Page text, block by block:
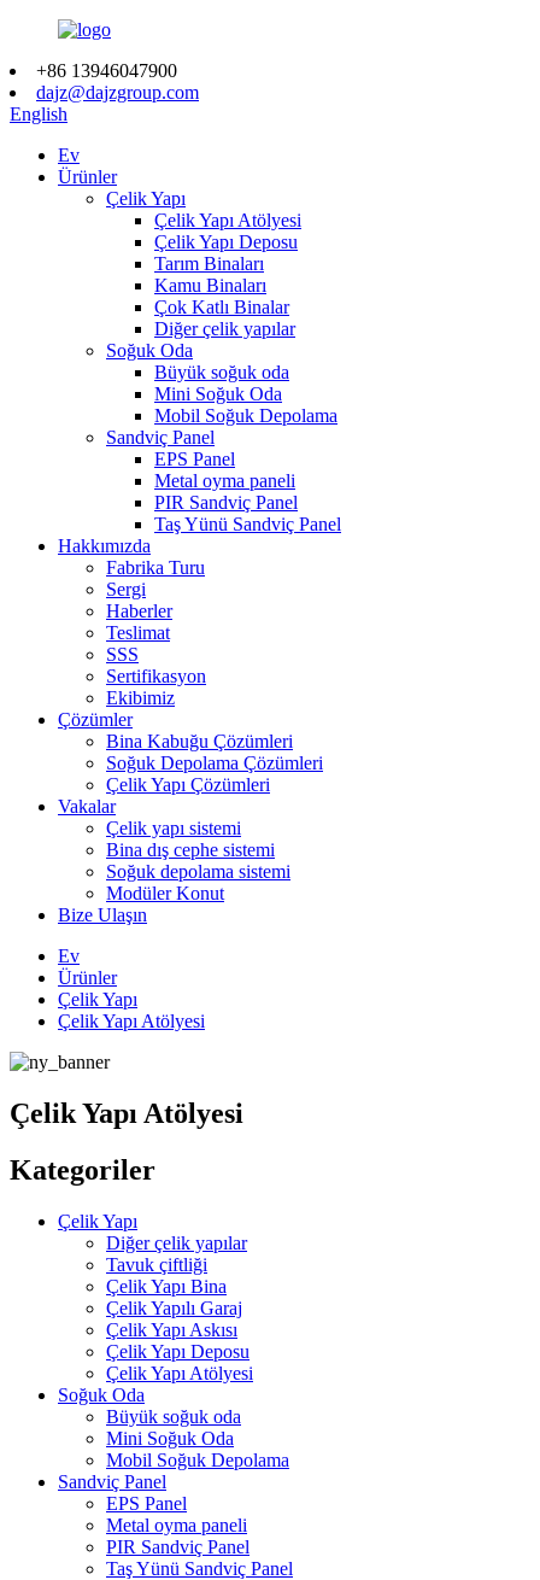
+86 13946047900
dajz@dajzgroup.com
English
Ev
Ürünler
Çelik Yapı
Çelik Yapı Atölyesi
Çelik Yapı Deposu
Tarım Binaları
Kamu Binaları
Çok Katlı Binalar
Diğer çelik yapılar
Soğuk Oda
Büyük soğuk oda
Mini Soğuk Oda
Mobil Soğuk Depolama
Sandviç Panel
EPS Panel
Metal oyma paneli
PIR Sandviç Panel
Taş Yünü Sandviç Panel
Hakkımızda
Fabrika Turu
Sergi
Haberler
Teslimat
SSS
Sertifikasyon
Ekibimiz
Çözümler
Bina Kabuğu Çözümleri
Soğuk Depolama Çözümleri
Çelik Yapı Çözümleri
Vakalar
Çelik yapı sistemi
Bina dış cephe sistemi
Soğuk depolama sistemi
Modüler Konut
Bize Ulaşın
Ev
Ürünler
Çelik Yapı
Çelik Yapı Atölyesi
Çelik Yapı Atölyesi
Kategoriler
Çelik Yapı
Diğer çelik yapılar
Tavuk çiftliği
Çelik Yapı Bina
Çelik Yapılı Garaj
Çelik Yapı Askısı
Çelik Yapı Deposu
Çelik Yapı Atölyesi
Soğuk Oda
Büyük soğuk oda
Mini Soğuk Oda
Mobil Soğuk Depolama
Sandviç Panel
EPS Panel
Metal oyma paneli
PIR Sandviç Panel
Taş Yünü Sandviç Panel